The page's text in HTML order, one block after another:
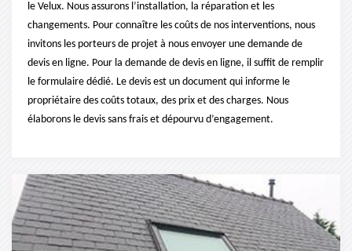
le Velux. Nous assurons l’installation, la réparation et les
changements. Pour connaître les coûts de nos interventions, nous
invitons les porteurs de projet à nous envoyer une demande de
devis en ligne. Pour la demande de devis en ligne, il suffit de remplir
le formulaire dédié. Le devis est un document qui informe le
propriétaire des coûts totaux, des prix et des charges. Nous
élaborons le devis sans frais et dépourvu d’engagement.